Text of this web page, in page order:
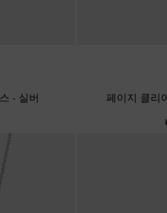
- 실버 페이지 클리